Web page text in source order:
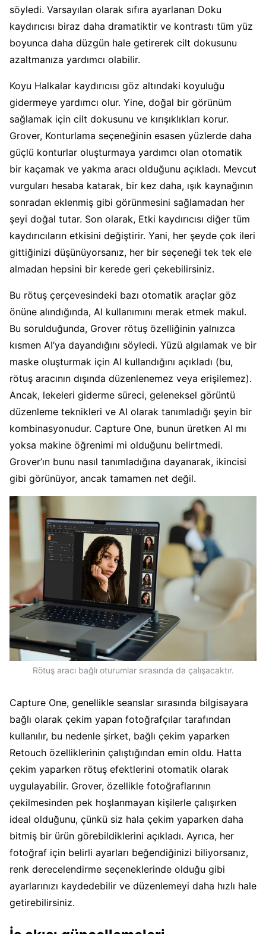
söyledi. Varsayılan olarak sıfıra ayarlanan Doku
kaydırıcısı biraz daha dramatiktir ve kontrastı tüm yüz
boyunca daha düzgün hale getirerek cilt dokusunu
azaltmanıza yardımcı olabilir.
Koyu Halkalar kaydırıcısı göz altındaki koyuluğu
gidermeye yardımcı olur. Yine, doğal bir görünüm
sağlamak için cilt dokusunu ve kırışıklıkları korur.
Grover, Konturlama seçeneğinin esasen yüzlerde daha
güçlü konturlar oluşturmaya yardımcı olan otomatik
bir kaçamak ve yakma aracı olduğunu açıkladı. Mevcut
vurguları hesaba katarak, bir kez daha, ışık kaynağının
sonradan eklenmiş gibi görünmesini sağlamadan her
şeyi doğal tutar. Son olarak, Etki kaydırıcısı diğer tüm
kaydırıcıların etkisini değiştirir. Yani, her şeyde çok ileri
gittiğinizi düşünüyorsanız, her bir seçeneği tek tek ele
almadan hepsini bir kerede geri çekebilirsiniz.
Bu rötuş çerçevesindeki bazı otomatik araçlar göz
önüne alındığında, AI kullanımını merak etmek makul.
Bu sorulduğunda, Grover rötuş özelliğinin yalnızca
kısmen AI’ya dayandığını söyledi. Yüzü algılamak ve bir
maske oluşturmak için AI kullandığını açıkladı (bu,
rötuş aracının dışında düzenlenemez veya erişilemez).
Ancak, lekeleri giderme süreci, geleneksel görüntü
düzenleme teknikleri ve AI olarak tanımladığı şeyin bir
kombinasyonudur. Capture One, bunun üretken AI mı
yoksa makine öğrenimi mi olduğunu belirtmedi.
Grover’ın bunu nasıl tanımladığına dayanarak, ikincisi
gibi görünüyor, ancak tamamen net değil.
Rötuş aracı bağlı oturumlar sırasında da çalışacaktır.
Capture One, genellikle seanslar sırasında bilgisayara
bağlı olarak çekim yapan fotoğrafçılar tarafından
kullanılır, bu nedenle şirket, bağlı çekim yaparken
Retouch özelliklerinin çalıştığından emin oldu. Hatta
çekim yaparken rötuş efektlerini otomatik olarak
uygulayabilir. Grover, özellikle fotoğraflarının
çekilmesinden pek hoşlanmayan kişilerle çalışırken
ideal olduğunu, çünkü siz hala çekim yaparken daha
bitmiş bir ürün görebildiklerini açıkladı. Ayrıca, her
fotoğraf için belirli ayarları beğendiğinizi biliyorsanız,
renk derecelendirme seçeneklerinde olduğu gibi
ayarlarınızı kaydedebilir ve düzenlemeyi daha hızlı hale
getirebilirsiniz.